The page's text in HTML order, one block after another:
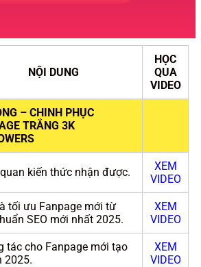
NỘI DUNG
HỌC
QUA
VIDEO
– CHINH PHỤC
TRẮNG 3K
kiến thức nhận được.
XEM
VIDEO
tối ưu Fanpage mới từ
SEO mới nhất 2025.
XEM
VIDEO
tác cho Fanpage mới tạo
2025.
XEM
VIDEO